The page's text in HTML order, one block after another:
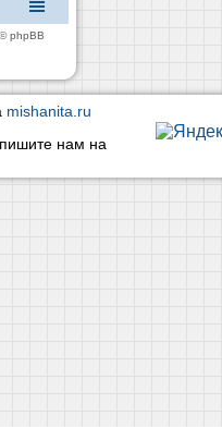
phpBB
mishanita.ru
нам на